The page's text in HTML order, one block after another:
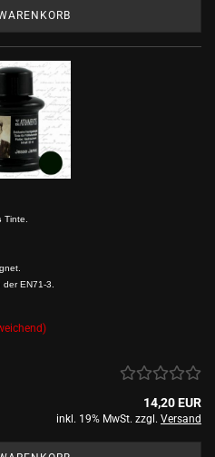
Tinte.
EN71-3.
14,20 EUR
inkl. 19% MwSt. zzgl. Versand